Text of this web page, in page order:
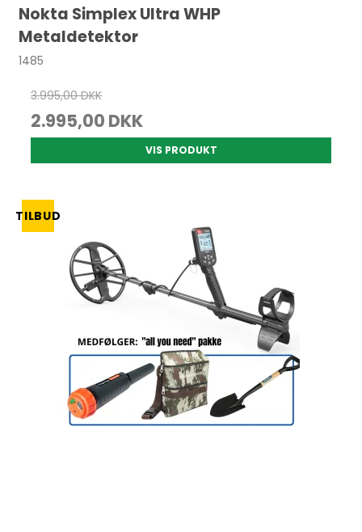
Nokta Simplex Ultra WHP
Metaldetektor
1485
3.995,00 DKK
2.995,00 DKK
VIS PRODUKT
TILBUD